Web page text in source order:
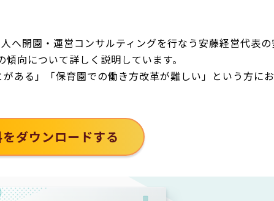
へ開園・運営コンサルティングを行なう安藤経営代表
向について詳しく説明しています。
がある」「保育園での働き方改革が難しい」という方に
ダウンロードする